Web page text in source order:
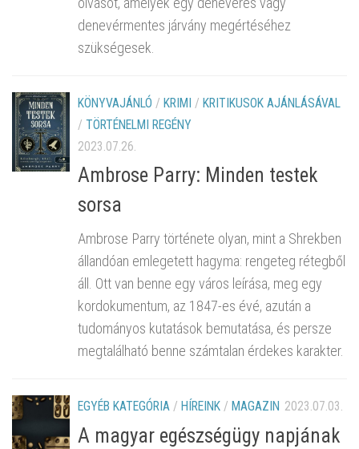
denevérmentes járvány megértéséhez
szükségesek.
KÖNYVAJÁNLÓ / KRIMI / KRITIKUSOK AJÁNLÁSÁVAL
/ TÖRTÉNELMI REGÉNY
2023.07.26.
Ambrose Parry: Minden testek
sorsa
Ambrose Parry története olyan, mint a Shrekben
állandóan emlegetett hagyma: rengeteg rétegből
áll. Ott van benne egy város leírása, meg egy
kordokumentum, az 1847-es évé, azután a
tudományos kutatások bemutatása, és persze
megtalálható benne számtalan érdekes karakter.
EGYÉB KATEGÓRIA / HÍREINK / MAGAZIN 2023.07.03.
A magyar egészségügy napjának